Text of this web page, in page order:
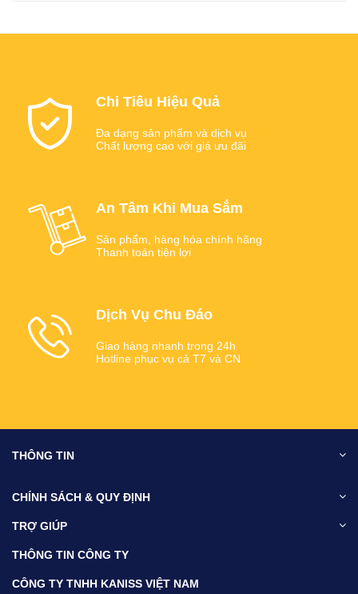
Chi Tiêu Hiệu Quả
Đa dạng sản phẩm và dịch vụ
Chất lượng cao với giá ưu đãi
An Tâm Khi Mua Sắm
Sản phẩm, hàng hóa chính hãng
Thanh toán tiện lợi
Dịch Vụ Chu Đáo
Giao hàng nhanh trong 24h
Hotline phục vụ cả T7 và CN
THÔNG TIN
CHÍNH SÁCH & QUY ĐỊNH
TRỢ GIÚP
THÔNG TIN CÔNG TY
CÔNG TY TNHH KANISS VIỆT NAM